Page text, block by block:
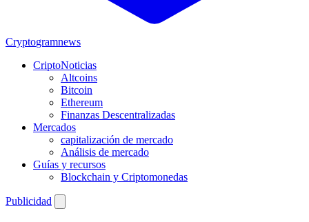
Cryptogramnews
CriptoNoticias
Altcoins
Bitcoin
Ethereum
Finanzas Descentralizadas
Mercados
capitalización de mercado
Análisis de mercado
Guías y recursos
Blockchain y Criptomonedas
Publicidad